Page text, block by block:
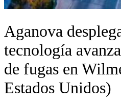
Aganova
tecnología
de fugas en
Estados Unidos)